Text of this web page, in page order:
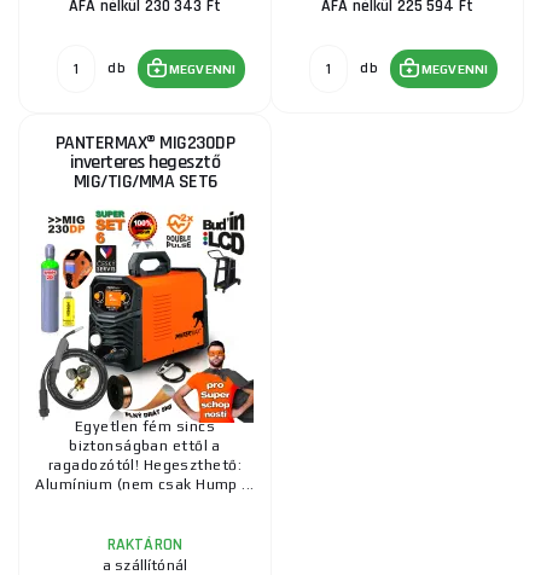
ÁFA nélkül 230 343 Ft
db MEGVENNI
ÁFA nélkül 225 594 Ft
db MEGVENNI
PANTERMAX® MIG230DP
inverteres hegesztő
MIG/TIG/MMA SET6
Egyetlen fém sincs
biztonságban ettől a
ragadozótól! Hegeszthető:
Alumínium (nem csak Hump ...
RAKTÁRON
a szállítónál